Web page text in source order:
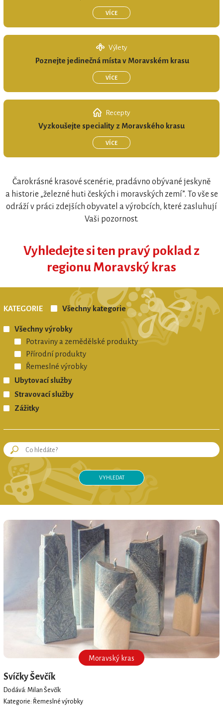
MORAVSKÝ KRAS regionální produkt®
REGIONÁLNÍ ZNAČKA
REGIONÁLNÍ ZNAČKA
MORAVSKÝ KRAS regionální produkt®
REGIONÁLNÍ ZNAČKA
MORAVSKÝ KRAS regionální produkt®
VÍCE
Výlety
Poznejte jedinečná místa v Moravském krasu
VÍCE
Recepty
Vyzkoušejte speciality z Moravského krasu
VÍCE
Čarokrásné krasové scenérie, pradávno obývané jeskyně
a historie „železné huti českých i moravských zemí”. To vše se
odráží v práci zdejších obyvatel a výrobcích, které zasluhují
Vaši pozornost.
Vyhledejte si ten pravý poklad z
regionu Moravský kras
KATEGORIE Všechny kategorie
Všechny výrobky
Potraviny a zemědělské produkty
Přírodní produkty
Řemeslné výrobky
Ubytovací služby
Stravovací služby
Zážitky
Moravský kras
Svíčky Ševčík
Dodává: Milan Ševčík
Kategorie: Řemeslné výrobky